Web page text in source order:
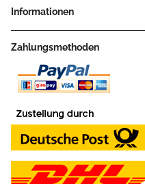
Informationen
Zahlungsmethoden